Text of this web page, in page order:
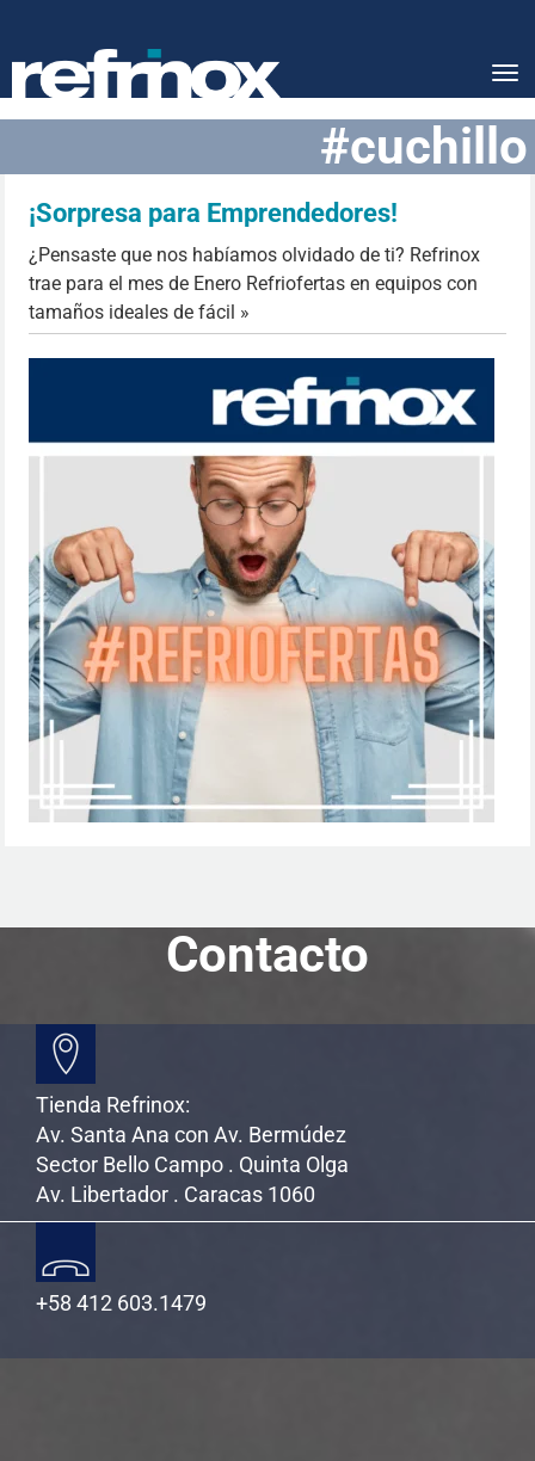
#cuchillo
¡Sorpresa para Emprendedores!
¿Pensaste que nos habíamos olvidado de ti? Refrinox
trae para el mes de Enero Refriofertas en equipos con
tamaños ideales de fácil »
Contacto
Tienda Refrinox:
Av. Santa Ana con Av. Bermúdez
Sector Bello Campo . Quinta Olga
Av. Libertador . Caracas 1060
+58 412 603.1479